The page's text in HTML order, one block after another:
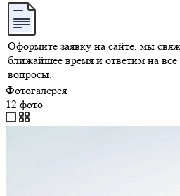
Оформите заявку на сайте, мы
ближайшее время и ответим на
вопросы.
Фотогалерея
12 фото—